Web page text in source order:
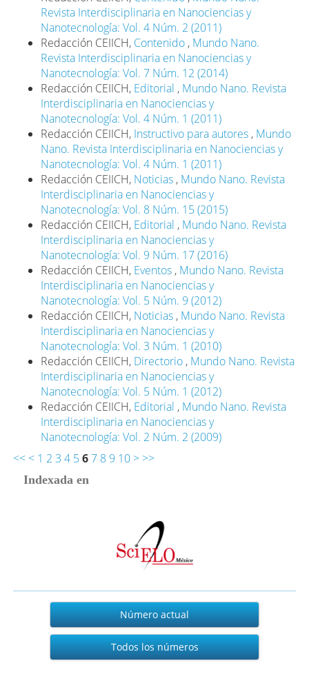
Revista Interdisciplinaria en Nanociencias y
Nanotecnología: Vol. 4 Núm. 2 (2011)
Redacción CEIICH, Contenido , Mundo Nano.
Revista Interdisciplinaria en Nanociencias y
Nanotecnología: Vol. 7 Núm. 12 (2014)
Redacción CEIICH, Editorial , Mundo Nano. Revista
Interdisciplinaria en Nanociencias y
Nanotecnología: Vol. 4 Núm. 1 (2011)
Redacción CEIICH, Instructivo para autores , Mundo
Nano. Revista Interdisciplinaria en Nanociencias y
Nanotecnología: Vol. 4 Núm. 1 (2011)
Redacción CEIICH, Noticias , Mundo Nano. Revista
Interdisciplinaria en Nanociencias y
Nanotecnología: Vol. 8 Núm. 15 (2015)
Redacción CEIICH, Editorial , Mundo Nano. Revista
Interdisciplinaria en Nanociencias y
Nanotecnología: Vol. 9 Núm. 17 (2016)
Redacción CEIICH, Eventos , Mundo Nano. Revista
Interdisciplinaria en Nanociencias y
Nanotecnología: Vol. 5 Núm. 9 (2012)
Redacción CEIICH, Noticias , Mundo Nano. Revista
Interdisciplinaria en Nanociencias y
Nanotecnología: Vol. 3 Núm. 1 (2010)
Redacción CEIICH, Directorio , Mundo Nano. Revista
Interdisciplinaria en Nanociencias y
Nanotecnología: Vol. 5 Núm. 1 (2012)
Redacción CEIICH, Editorial , Mundo Nano. Revista
Interdisciplinaria en Nanociencias y
Nanotecnología: Vol. 2 Núm. 2 (2009)
<< < 1 2 3 4 5 6 7 8 9 10 > >>
Indexada en
Actual
Número actual
Todos los números